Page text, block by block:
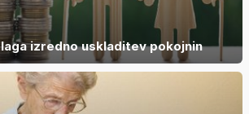
izredno uskladitev pokojnin